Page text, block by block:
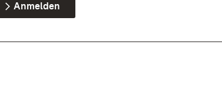
Anmelden